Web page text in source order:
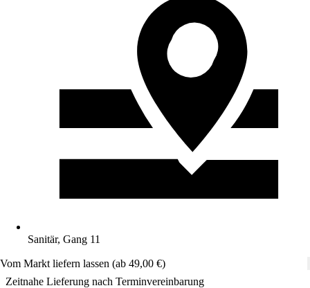
Sanitär, Gang 11
Vom Markt liefern lassen (ab 49,00 €)
Zeitnahe Lieferung nach Terminvereinbarung